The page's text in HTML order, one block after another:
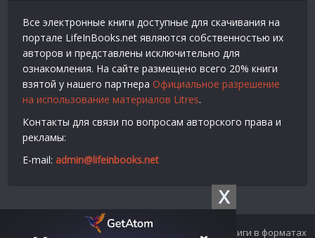
X
Все электронные книги доступные для скачивания на
портале LifeInBooks.net являются собственностью их
авторов и представлены исключительно для
ознакомления. На сайте размещено всего 20% книги
взятой у нашего партнера Официальное разрешение
на использование материалов Litres.
Контакты для связи по вопросам авторского права и
рекламы:
E-mail: admin@lifeinbooks.net
© 2012-2024 LifeInBooks.net - Скачать бесплатно книги в форматах